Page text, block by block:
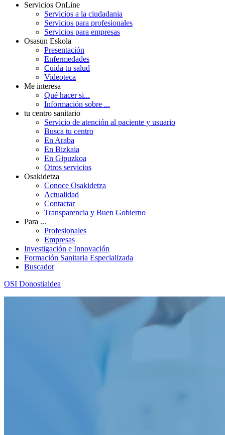
Servicios OnLine
Servicios a la ciudadania
Servicios para profesionales
Servicios para empresas
Osasun Eskola
Presentación
Enfermedades
Cuida tu salud
Videoteca
Me interesa
Qué hacer si...
Información sobre ...
tu centro sanitario
Servicio de atención al paciente y usuario
Busca tu centro
En Araba
En Bizkaia
En Gipuzkoa
Otros servicios
Osakidetza
Conoce Osakidetza
Actualidad
Contactar
Transparencia y Buen Gobierno
Para ...
Profesionales
Empresas
Investigación e Innovación
Formación Sanitaria Especializada
Buscador
OSI Donostialdea